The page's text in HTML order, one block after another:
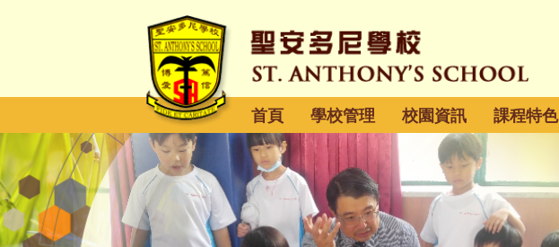
首頁 學校管理 校園資訊 課程特色